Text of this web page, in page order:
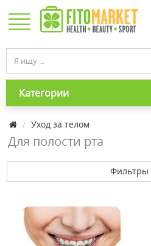
Категории
Уход за телом
Для полости рта
Фильтры